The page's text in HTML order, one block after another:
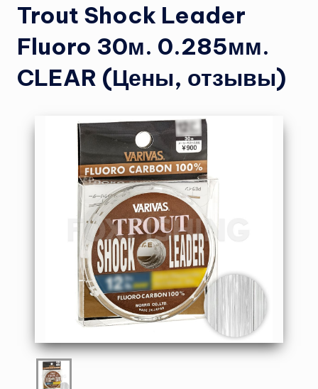
Trout Shock Leader
Fluoro 30м. 0.285мм.
CLEAR (Цены, отзывы)